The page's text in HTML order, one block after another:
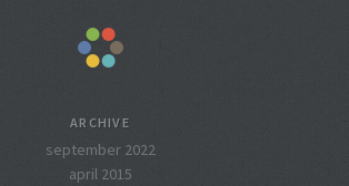
ARCHIVE
september 2022
april 2015